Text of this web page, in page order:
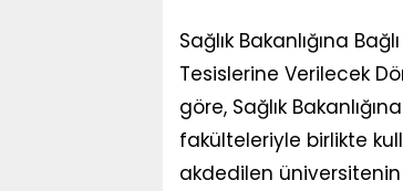
Sağlık Bakanlığına
Tesislerine Verilecek
göre, Sağlık
fakülteleriyle birlikte
akdedilen